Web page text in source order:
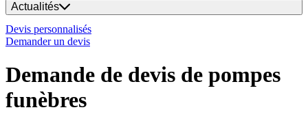
Actualités
Devis personnalisés
Demander un devis
Demande de devis de pompes
funèbres